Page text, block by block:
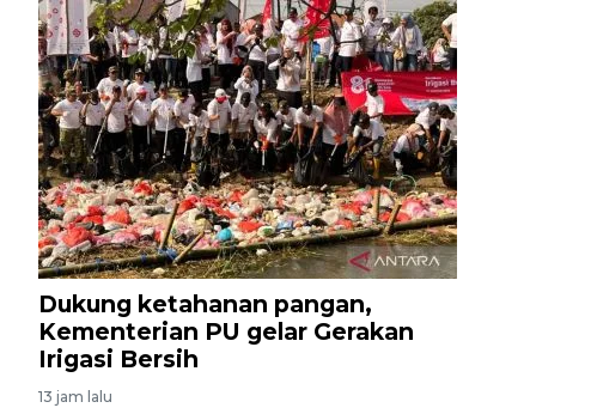
Dukung ketahanan pangan,
Kementerian PU gelar Gerakan
Irigasi Bersih
13 jam lalu